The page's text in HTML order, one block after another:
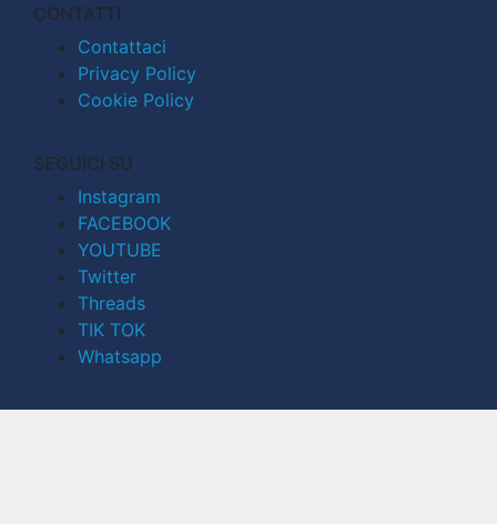
CONTATTI
Contattaci
Privacy Policy
Cookie Policy
SEGUICI SU
Instagram
FACEBOOK
YOUTUBE
Twitter
Threads
TIK TOK
Whatsapp